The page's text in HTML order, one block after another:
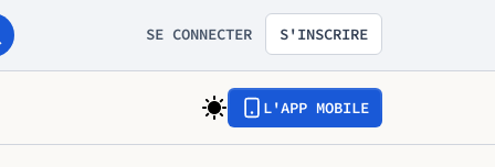
SE CONNECTER S'INSCRIRE
L'APP MOBILE